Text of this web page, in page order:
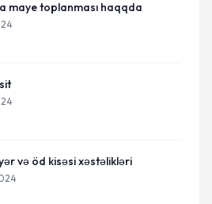
maye toplanması haqqda
və öd kisəsi xəstəlikləri